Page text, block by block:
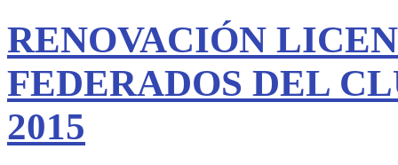
RENOVACIÓN
FEDERADOS DEL
2015